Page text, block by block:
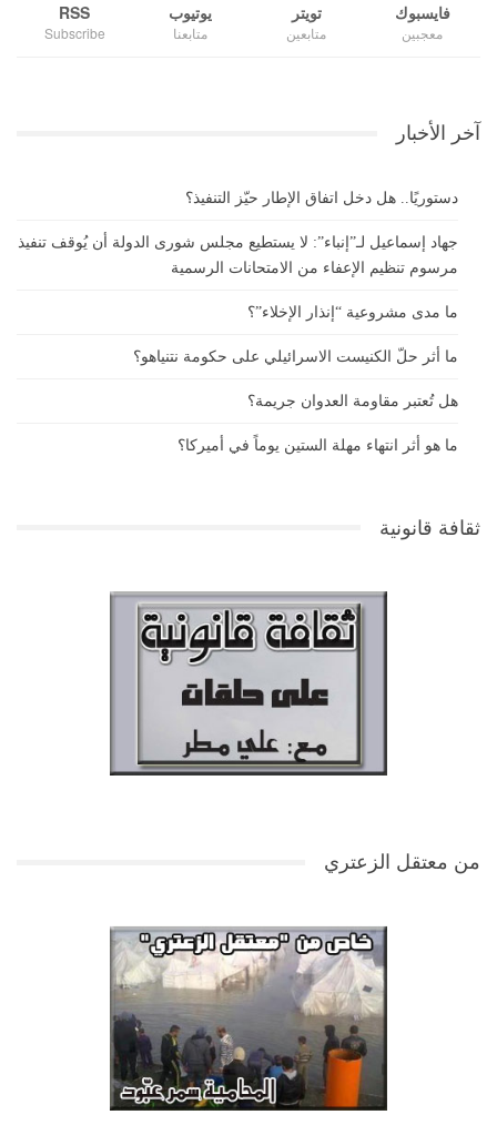
فايسبوك
معجبين
تويتر
متابعين
يوتيوب
متابعنا
RSS
Subscribe
آخر الأخبار
دستوريًا.. هل دخل اتفاق الإطار حيّز التنفيذ؟
جهاد إسماعيل لـ”إنباء”: لا يستطيع مجلس شورى الدولة أن يُوقف تنفيذ
مرسوم تنظيم الإعفاء من الامتحانات الرسمية
ما مدى مشروعية “إنذار الإخلاء”؟
ما أثر حلّ الكنيست الاسرائيلي على حكومة نتنياهو؟
هل تُعتبر مقاومة العدوان جريمة؟
ما هو أثر انتهاء مهلة الستين يوماً في أميركا؟
ثقافة قانونية
من معتقل الزعتري